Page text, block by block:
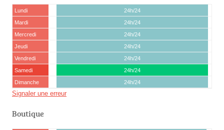
Lundi
24h/24
Mardi
24h/24
Mercredi
24h/24
Jeudi
24h/24
Vendredi
24h/24
Samedi
24h/24
Dimanche
24h/24
Signaler une erreur
Boutique